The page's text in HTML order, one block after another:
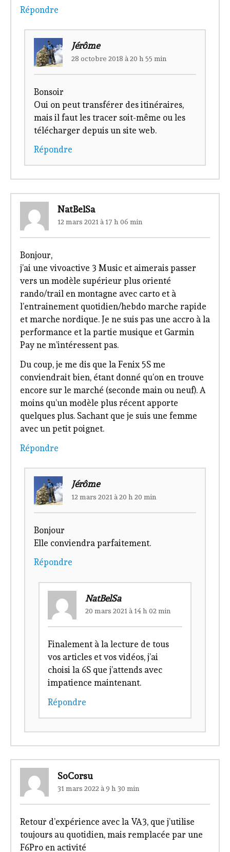
Répondre
Jérôme
28 octobre 2018 à 20 h 55 min
Bonsoir
Oui on peut transférer des itinéraires,
mais il faut les tracer soit-même ou les
télécharger depuis un site web.
Répondre
NatBelSa
12 mars 2021 à 17 h 06 min
Bonjour,
j’ai une vivoactive 3 Music et aimerais passer
vers un modèle supérieur plus orienté
rando/trail en montagne avec carto et à
l’entrainement quotidien/hebdo marche rapide
et marche nordique. Je ne suis pas une accro à la
performance et la partie musique et Garmin
Pay ne m’intéressent pas.
Du coup, je me dis que la Fenix 5S me
conviendrait bien, étant donné qu’on en trouve
encore sur le marché (seconde main ou neuf). A
moins qu’un modèle plus récent apporte
quelques plus. Sachant que je suis une femme
avec un petit poignet.
Répondre
Jérôme
12 mars 2021 à 20 h 20 min
Bonjour
Elle conviendra parfaitement.
Répondre
NatBelSa
20 mars 2021 à 14 h 02 min
Finalement à la lecture de tous
vos articles et vos vidéos, j’ai
choisi la 6S que j’attends avec
impatience maintenant.
Répondre
SoCorsu
31 mars 2022 à 9 h 30 min
Retour d’expérience avec la VA3, que j’utilise
toujours au quotidien, mais remplacée par une
F6Pro en activité